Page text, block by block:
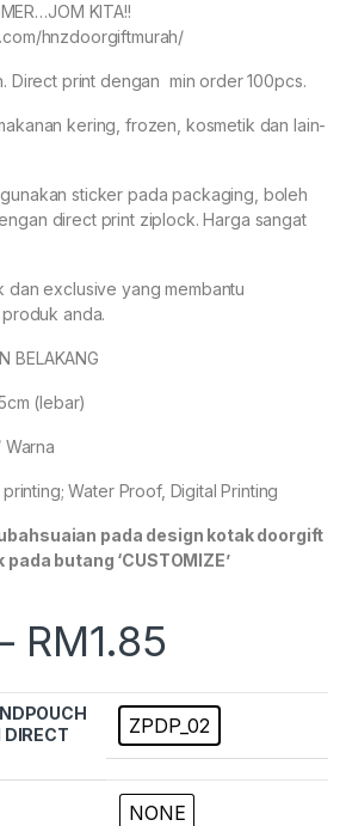
KITA!!
hnzdoorgiftmurah/
Direct print dengan min order 100pcs.
kering, frozen, kosmetik dan lain-
sticker pada packaging, boleh
direct print ziplock. Harga sangat
dan exclusive yang membantu
anda.
BELAKANG
(lebar)
Warna
Water Proof, Digital Printing
pada design kotak doorgift
butang ‘CUSTOMIZE’
RM1.85
ZPDP_02
NONE